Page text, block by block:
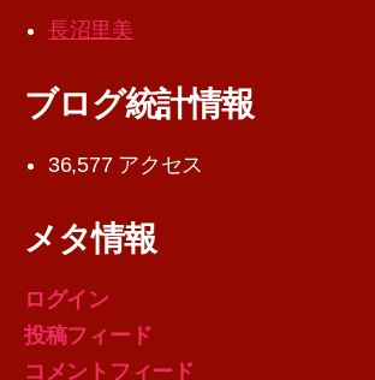
長沼里美
ブログ統計情報
36,577 アクセス
メタ情報
ログイン
投稿フィード
コメントフィード